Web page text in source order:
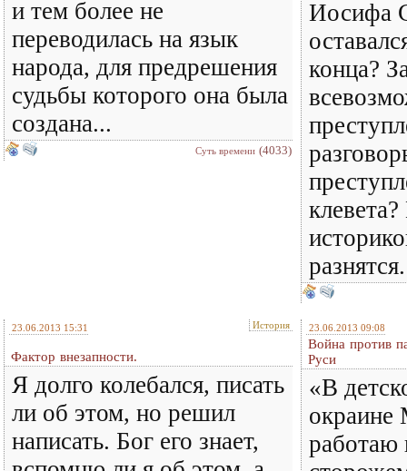
и тем более не
переводилась на язык
народа, для предрешения
судьбы которого она была
создана...
Суть времени (4033)
Иосифа
конца?
разнятся.
23.06.2013 15:31 История
Фактор внезапности.
Я долго колебался, писать
ли об этом, но решил
написать. Бог его знает,
23.06.2013 09:08
Война против
Руси
«В
окраине